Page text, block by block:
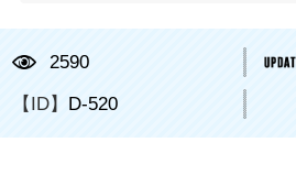
2590
【ID】 D-520